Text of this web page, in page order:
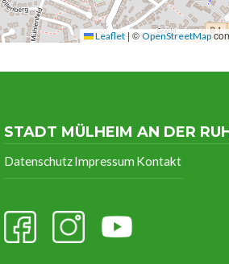
Leaflet | © OpenStreetMap
STADT MÜLHEIM AN DER
DatenschutzImpressum Kontakt